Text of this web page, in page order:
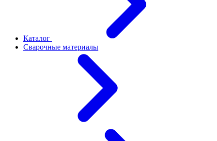
Каталог
Сварочные материалы